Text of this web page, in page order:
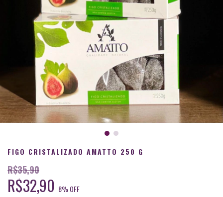
FIGO CRISTALIZADO AMATTO 250 G
R$35,90
R$32,90 8% OFF